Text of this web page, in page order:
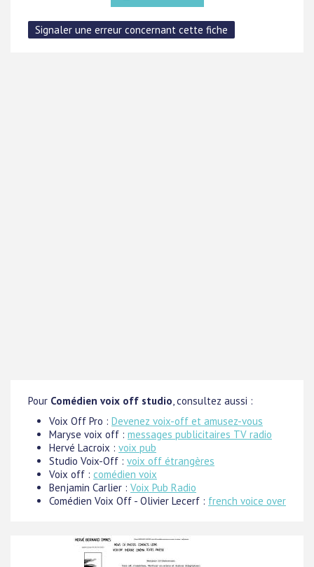
Pour Comédien voix off studio , consultez aussi :
Voix Off Pro : Devenez voix-off et amusez-vous
Maryse voix off : messages publicitaires TV radio
Hervé Lacroix : voix pub
Studio Voix-Off : voix off étrangères
Voix off : comédien voix
Benjamin Carlier : Voix Pub Radio
Comédien Voix Off - Olivier Lecerf : french voice over